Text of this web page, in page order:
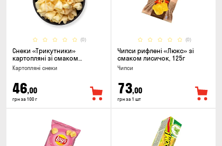
(0)
Снеки «Трикутники»
картопляні зі смаком
сметани з цибулею
Картопляні снеки
46,00
грн за 100 г
(0)
Чипси рифлені «Люкс» зі
смаком лисичок, 125г
Чипси
73,00
грн за 1 шт